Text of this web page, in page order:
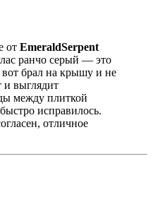
от EmeraldSerpent
ранчо серый — это
брал на крышу и не
и выглядит
между плиткой
исправилось.
отличное